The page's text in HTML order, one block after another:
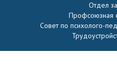
Отдел
Профсоюзная
Совет по психолого-